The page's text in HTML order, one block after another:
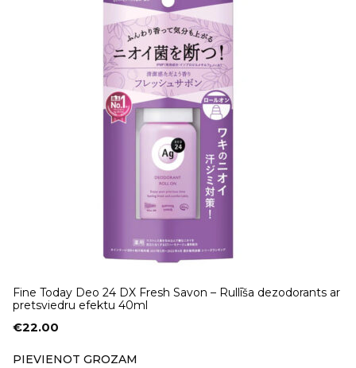
Fine Today Deo 24 DX Fresh Savon – Rullīša dezodorants ar
pretsviedru efektu 40ml
€22.00
PIEVIENOT GROZAM